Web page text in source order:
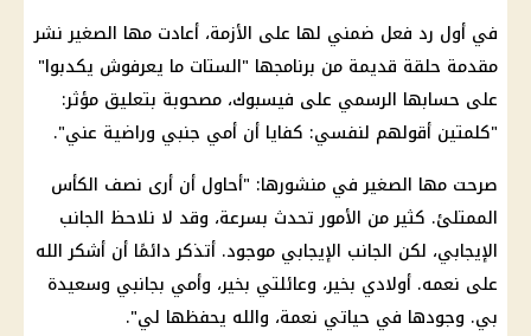
في أول رد فعل ضمني لها على الأزمة، أعادت مها الصغير نشر
مقدمة حلقة قديمة من برنامجها "الستات ما يعرفوش يكدبوا"
على حسابها الرسمي على فيسبوك، مصحوبة بتعليق مؤثر:
"كلمتين أقولهم لنفسي: كفايا أن أمي جنبي وراضية عني".
صرحت مها الصغير في منشورها: "أحاول أن أرى نصف الكأس
الممتلئ. كثير من الأمور تحدث بسرعة، وقد لا نلاحظ الجانب
الإيجابي، لكن الجانب الإيجابي موجود. أتذكر دائمًا أن أشكر الله
على نعمه. أولادي بخير، وعائلتي بخير، وأمي بجانبي وسعيدة
بي. وجودها في حياتي نعمة، والله يحفظها لي".